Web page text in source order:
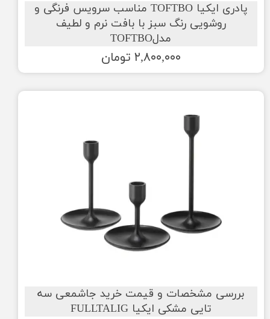
پادری ایکیا TOFTBO مناسب سرویس فرنگی و
روشویی رنگ سبز با بافت نرم و لطیف
مدلTOFTBO
۲,۸۰۰,۰۰۰ تومان
بررسی مشخصات و قیمت خرید جاشمعی سه
تایی مشکی ایکیا FULLTALIG